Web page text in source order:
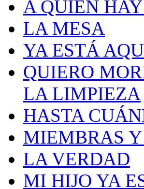
A QUIÉN
LA MESA
YA ESTÁ
QUIERO
LA LIMPIEZA
HASTA
MIEMBRAS
LA VERDAD
MI HIJO YA